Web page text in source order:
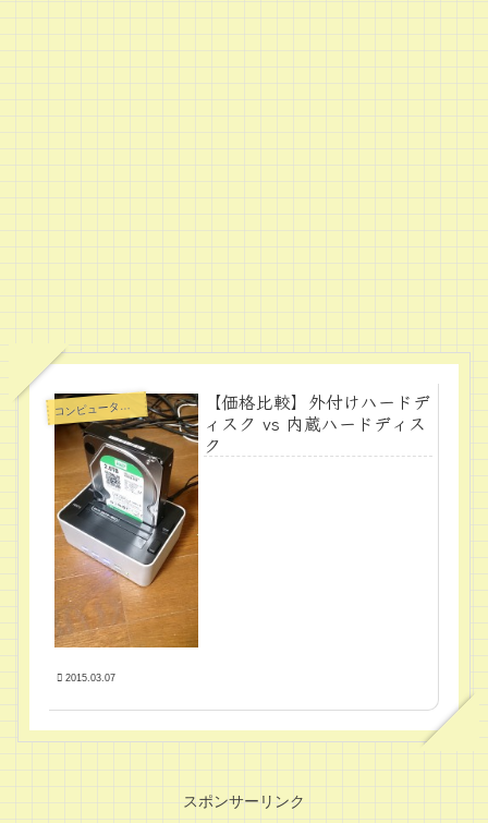
コ ンピュータ周辺機器
【価格比較】外付けハードデ
ィスク vs 内蔵ハードディス
ク
2015.03.07
スポンサーリンク